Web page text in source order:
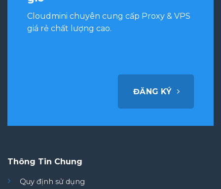
Cloudmini chuyên cung cấp Proxy & VPS
giá rẻ chất lượng cao.
ĐĂNG KÝ
Thông Tin Chung
Quy định sử dụng